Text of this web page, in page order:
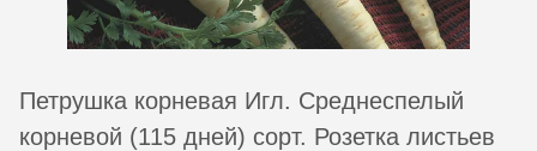
Петрушка корневая Игл. Среднеспелый
корневой (115 дней) сорт. Розетка листьев